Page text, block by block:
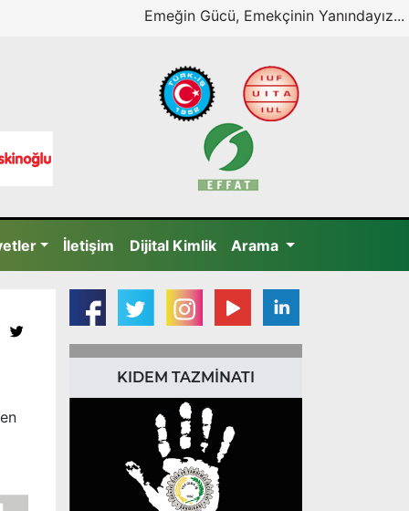
Emeğin Gücü, Emekçinin Yanındayız...
İletişim Dijital Kimlik Arama
KIDEM TAZMİNATI